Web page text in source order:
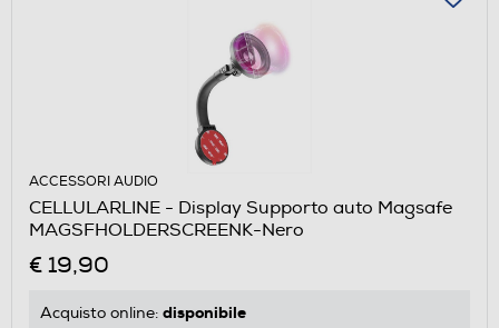
ACCESSORI AUDIO
CELLULARLINE - Display Supporto auto Magsafe
MAGSFHOLDERSCREENK-Nero
€ 19,90
Acquisto online: disponibile